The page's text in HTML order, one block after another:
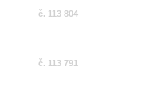
č. 113 804
č. 113 791